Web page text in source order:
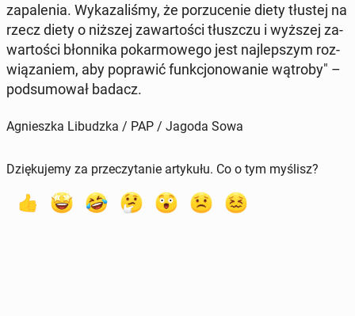
za­pa­le­nia. Wy­ka­za­li­śmy, że po­rzu­ce­nie diety tłustej na
rzecz diety o niższej za­war­to­ści tłusz­czu i wyższej za­
war­to­ści błon­ni­ka po­kar­mo­we­go jest naj­lep­szym roz­
wią­za­niem, aby po­pra­wić funk­cjo­no­wa­nie wątroby" –
pod­su­mo­wał badacz.
Agnieszka Libudzka / PAP / Jagoda Sowa
Dziękujemy za przeczytanie artykułu. Co o tym myślisz?